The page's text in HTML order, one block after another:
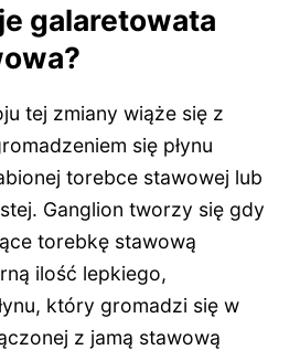
galaretowata
tej zmiany wiąże się z
się płynu
torebce stawowej lub
Ganglion tworzy się gdy
torebkę stawową
ilość lepkiego,
który gromadzi się w
z jamą stawową